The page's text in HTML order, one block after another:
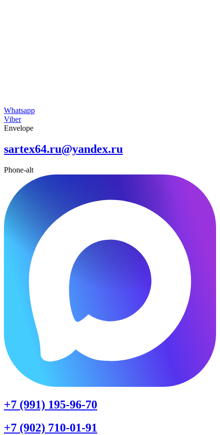
Whatsapp
Viber
Envelope
sartex64.ru@yandex.ru
Phone-alt
+7 (991) 195-96-70
+7 (902) 710-01-91